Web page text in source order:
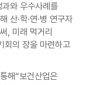
와 우수사례를
산·학·연·병 연구자
, 미래 먹거리
회의 장을 마련하고
해“보건산업은